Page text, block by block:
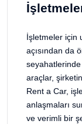
İşletmeler için
açısından da
araçlar,
Rent a Car,
anlaşmaları
ve verimli bir